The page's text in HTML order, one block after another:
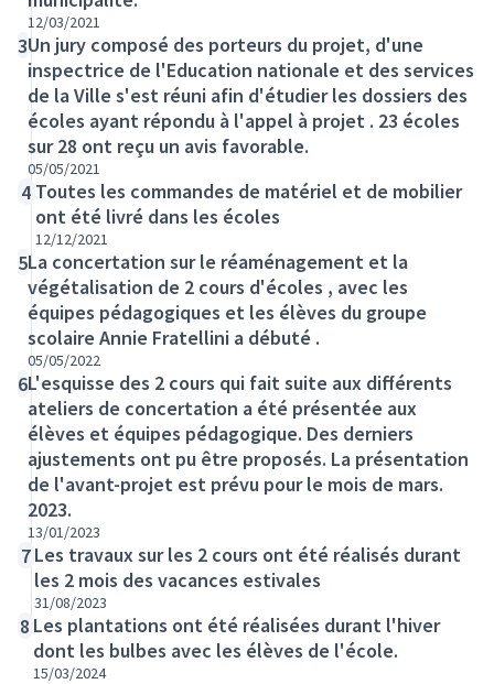
12/03/2021
3Un jury composé des porteurs du projet, d'une
inspectrice de l'Education nationale et des services
de la Ville s'est réuni afin d'étudier les dossiers des
écoles ayant répondu à l'appel à projet . 23 écoles
sur 28 ont reçu un avis favorable.
05/05/2021
4 Toutes les commandes de matériel et de mobilier
ont été livré dans les écoles
12/12/2021
5La concertation sur le réaménagement et la
végétalisation de 2 cours d'écoles , avec les
équipes pédagogiques et les élèves du groupe
scolaire Annie Fratellini a débuté .
05/05/2022
6L'esquisse des 2 cours qui fait suite aux différents
ateliers de concertation a été présentée aux
élèves et équipes pédagogique. Des derniers
ajustements ont pu être proposés. La présentation
de l'avant-projet est prévu pour le mois de mars.
2023.
13/01/2023
7Les travaux sur les 2 cours ont été réalisés durant
les 2 mois des vacances estivales
31/08/2023
8 Les plantations ont été réalisées durant l'hiver
dont les bulbes avec les élèves de l'école.
15/03/2024